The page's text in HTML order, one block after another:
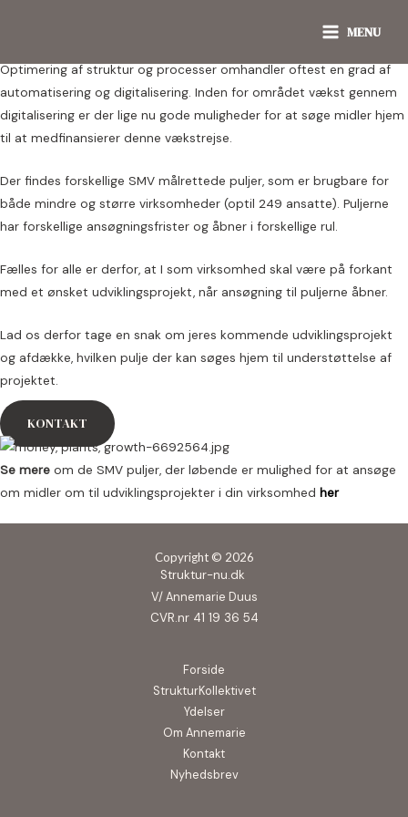
MENU
Optimering af struktur og processer omhandler oftest en grad af
automatisering og digitalisering. Inden for området vækst gennem
digitalisering er der lige nu gode muligheder for at søge midler hjem
til at medfinansierer denne vækstrejse.
Der findes forskellige SMV målrettede puljer, som er brugbare for
både mindre og større virksomheder (optil 249 ansatte). Puljerne
har forskellige ansøgningsfrister og åbner i forskellige rul.
Fælles for alle er derfor, at I som virksomhed skal være på forkant
med et ønsket udviklingsprojekt, når ansøgning til puljerne åbner.
Lad os derfor tage en snak om jeres kommende udviklingsprojekt
og afdække, hvilken pulje der kan søges hjem til understøttelse af
projektet.
KONTAKT
Se mere om de SMV puljer, der løbende er mulighed for at ansøge
om midler om til udviklingsprojekter i din virksomhed her
Copyright © 2026
Struktur-nu.dk
V/ Annemarie Duus
CVR.nr 41 19 36 54
Forside
StrukturKollektivet
Ydelser
Om Annemarie
Kontakt
Nyhedsbrev